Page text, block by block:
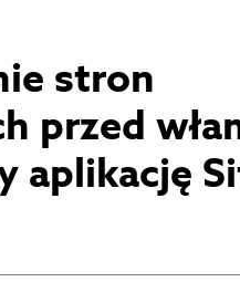
stron
przed
aplikację